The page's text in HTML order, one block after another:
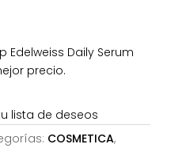
Edelweiss Daily Serum
precio.
lista de deseos
COSMETICA,